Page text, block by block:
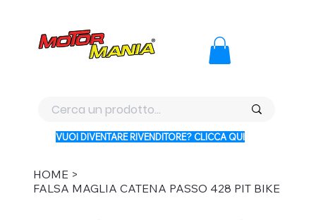
VUOI DIVENTARE RIVENDITORE? CLICCA QUI
HOME >
FALSA MAGLIA CATENA PASSO 428 PIT BIKE